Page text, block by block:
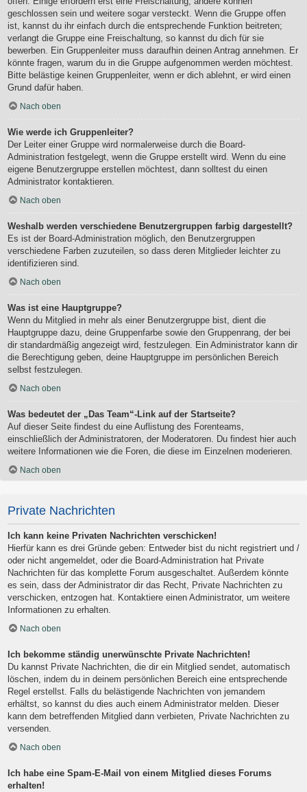
geschlossen sein und weitere sogar versteckt. Wenn die Gruppe offen
ist, kannst du ihr einfach durch die entsprechende Funktion beitreten;
verlangt die Gruppe eine Freischaltung, so kannst du dich für sie
bewerben. Ein Gruppenleiter muss daraufhin deinen Antrag annehmen. Er
könnte fragen, warum du in die Gruppe aufgenommen werden möchtest.
Bitte belästige keinen Gruppenleiter, wenn er dich ablehnt, er wird einen
Grund dafür haben.
Nach oben
Wie werde ich Gruppenleiter?
Der Leiter einer Gruppe wird normalerweise durch die Board-
Administration festgelegt, wenn die Gruppe erstellt wird. Wenn du eine
eigene Benutzergruppe erstellen möchtest, dann solltest du einen
Administrator kontaktieren.
Nach oben
Weshalb werden verschiedene Benutzergruppen farbig dargestellt?
Es ist der Board-Administration möglich, den Benutzergruppen
verschiedene Farben zuzuteilen, so dass deren Mitglieder leichter zu
identifizieren sind.
Nach oben
Was ist eine Hauptgruppe?
Wenn du Mitglied in mehr als einer Benutzergruppe bist, dient die
Hauptgruppe dazu, deine Gruppenfarbe sowie den Gruppenrang, der bei
dir standardmäßig angezeigt wird, festzulegen. Ein Administrator kann dir
die Berechtigung geben, deine Hauptgruppe im persönlichen Bereich
selbst festzulegen.
Nach oben
Was bedeutet der „Das Team“-Link auf der Startseite?
Auf dieser Seite findest du eine Auflistung des Forenteams,
einschließlich der Administratoren, der Moderatoren. Du findest hier auch
weitere Informationen wie die Foren, die diese im Einzelnen moderieren.
Nach oben
Private Nachrichten
Ich kann keine Privaten Nachrichten verschicken!
Hierfür kann es drei Gründe geben: Entweder bist du nicht registriert und /
oder nicht angemeldet, oder die Board-Administration hat Private
Nachrichten für das komplette Forum ausgeschaltet. Außerdem könnte
es sein, dass der Administrator dir das Recht, Private Nachrichten zu
verschicken, entzogen hat. Kontaktiere einen Administrator, um weitere
Informationen zu erhalten.
Nach oben
Ich bekomme ständig unerwünschte Private Nachrichten!
Du kannst Private Nachrichten, die dir ein Mitglied sendet, automatisch
löschen, indem du in deinem persönlichen Bereich eine entsprechende
Regel erstellst. Falls du belästigende Nachrichten von jemandem
erhältst, so kannst du dies auch einem Administrator melden. Dieser
kann dem betreffenden Mitglied dann verbieten, Private Nachrichten zu
versenden.
Nach oben
Ich habe eine Spam-E-Mail von einem Mitglied dieses Forums
erhalten!